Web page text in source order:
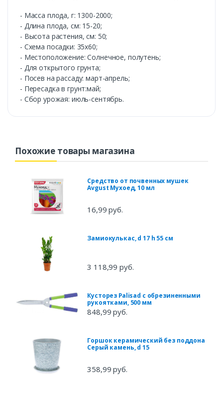
- Масса плода, г: 1300-2000;
- Длина плода, см: 15-20;
- Высота растения, см: 50;
- Схема посадки: 35х60;
- Местоположение: Солнечное, полутень;
- Для открытого грунта;
- Посев на рассаду: март-апрель;
- Пересадка в грунт:май;
- Сбор урожая: июль-сентябрь.
Похожие товары магазина
Средство от почвенных мушек
Avgust Мухоед, 10 мл
16,99 руб.
Замиокулькас, d 17 h 55 см
3 118,99 руб.
Кусторез Palisad c обрезиненными
рукоятками, 500 мм
848,99 руб.
Горшок керамический без поддона
Серый камень, d 15
358,99 руб.